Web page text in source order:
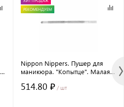
РЕКОМЕНДУЕМ
Nippon Nippers. Пушер для
маникюра. "Копытце". Малая
514.80 ₽ / шт